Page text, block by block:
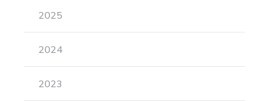
2025
2024
2023